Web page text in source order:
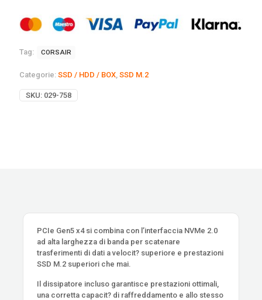
Tag: CORSAIR
Categorie: SSD / HDD / BOX SSD M.2
SKU: 029-758
PCIe Gen5 x4 si combina con l’interfaccia NVMe 2.0
ad alta larghezza di banda per scatenare
trasferimenti di dati a velocit? superiore e prestazioni
SSD M.2 superiori che mai.
Il dissipatore incluso garantisce prestazioni ottimali,
una corretta capacit? di raffreddamento e allo stesso